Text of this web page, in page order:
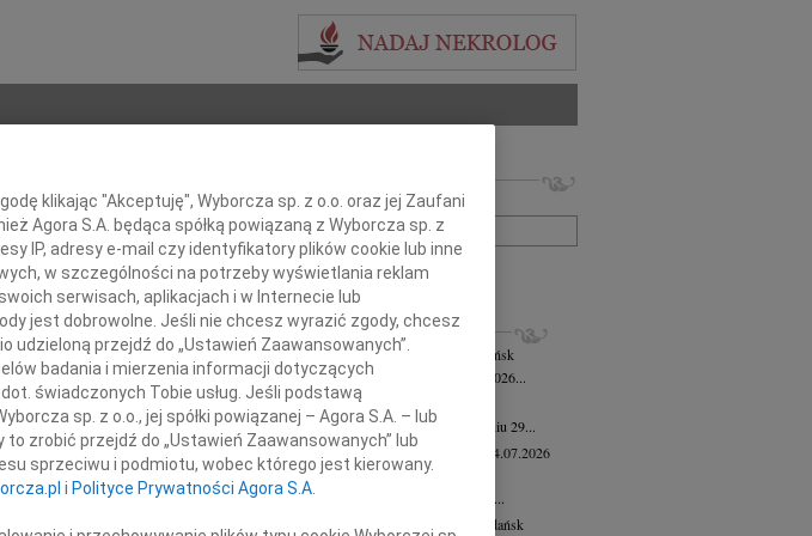
Imię i nazwisko lub numer ogłoszenia:
+ szukanie zaawansowane
INNE NEKROLOGI
Lubomira Bożyk wiek: 102 04.08.2026
Gdańsk
Z żalem zawiadamiamy, że w dniu 25 lipca 2026...
Henryk Klocek 28.07.2026
Z wielkim smutkiem zawiadamiamy, że w dniu 29...
Jadwiga Semmerling-Owczarska
24.07.2026
Gdańsk
Z głębokim żalem zawiadamiamy, że dnia 20...
Gdańsk
klikając "Akceptuję", Wyborcza sp. z o.o. oraz jej Zaufani
Agora S.A. będąca spółką powiązaną z Wyborcza sp. z
IP, adresy e-mail czy identyfikatory plików cookie lub inne
w szczególności na potrzeby wyświetlania reklam
serwisach, aplikacjach i w Internecie lub
jest dobrowolne. Jeśli nie chcesz wyrazić zgody, chcesz
przejdź do „Ustawień Zaawansowanych”.
badania i mierzenia informacji dotyczących
świadczonych Tobie usług. Jeśli podstawą
sp. z o.o., jej spółki powiązanej – Agora S.A. – lub
zrobić przejdź do „Ustawień Zaawansowanych” lub
sprzeciwu i podmiotu, wobec którego jest kierowany.
i Polityce Prywatności Agora S.A.